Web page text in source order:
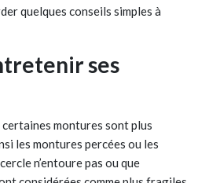
quelques conseils simples à
ses
certaines montures sont plus
les montures percées ou les
n’entoure pas ou que